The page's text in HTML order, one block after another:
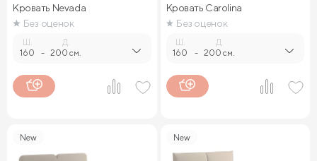
Кровать Nevada
Без оценок
160 -
Д.
200 см.
Кровать Carolina
Без оценок
160 -
Д.
200 см.
New New